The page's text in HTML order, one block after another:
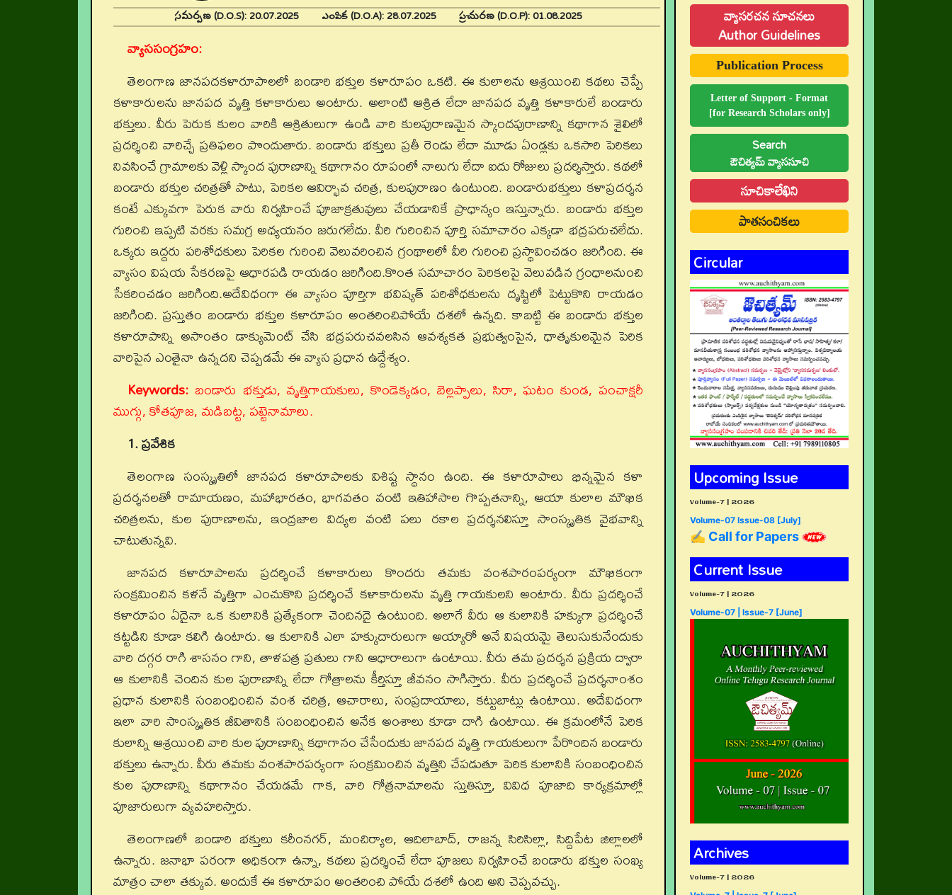
సమర్పణ (D.O.S):20.07.2025ఎంపిక (D.O.A):28.07.2025ప్రచురణ (D.O.P):01.08.2025
వ్యాససంగ్రహం:
తెలంగాణ జానపదకళారూపాలలో బండారి భక్తుల కళారూపం ఒకటి. ఈ కులాలను ఆశ్రయించి కథలు చెప్పే
కళాకారులను జానపద వృత్తి కళాకారులు అంటారు. అలాంటి ఆశ్రిత లేదా జానపద వృత్తి కళాకారులే బండారు
భక్తులు. వీరు పెరుక కులం వారికి ఆశ్రితులుగా ఉండి వారి కులపురాణమైన స్కాందపురాణాన్ని కథాగాన శైలిలో
ప్రదర్శించి వారిచ్చే ప్రతిఫలం పొందుతారు. బండారు భక్తులు ప్రతీ రెండు లేదా మూడు ఏండ్లకు ఒకసారి పెరికలు
నివసించే గ్రామాలకు వెళ్లి స్కాంద పురాణాన్ని కథాగానం రూపంలో నాలుగు లేదా ఐదు రోజులు ప్రదర్శిస్తారు. కథలో
బండారు భక్తుల చరిత్రతో పాటు, పెరికల ఆవిర్భావ చరిత్ర, కులపురాణం ఉంటుంది. బండారుభక్తులు కళాప్రదర్శన
కంటే ఎక్కువగా పెరుక వారు నిర్వహించే పూజాక్రతువులు చేయడానికే ప్రాధాన్యం ఇస్తున్నారు. బండారు భక్తుల
గురించి ఇప్పటి వరకు సమగ్ర అధ్యయనం జరుగలేదు. వీరి గురించిన పూర్తి సమాచారం ఎక్కడా భద్రపరుచలేదు.
ఒక్కరు ఇద్దరు పరిశోధకులు పెరికల గురించి వెలువరించిన గ్రంథాలలో వీరి గురించి ప్రస్థావించడం జరిగింది. ఈ
వ్యాసం విషయ సేకరణపై ఆధారపడి రాయడం జరిగింది.కొంత సమాచారం పెరికలపై వెలువడిన గ్రంధాలనుంచి
సేకరించడం జరిగింది.అదేవిధంగా ఈ వ్యాసం పూర్తిగా భవిష్యత్‌ పరిశోధకులను దృష్టిలో పెట్టుకొని రాయడం
జరిగింది. ప్రస్తుతం బండారు భక్తుల కళారూపం అంతరించిపోయే దశలో ఉన్నది. కాబట్టి ఈ బండారు భక్తుల
కళారూపాన్ని అసాంతం డాక్యుమెంట్‌ చేసి భద్రపరుచవలసిన ఆవశ్యకత ప్రభుత్వంపైన, ధాతృకులమైన పెరిక
వారిపైన ఎంతైనా ఉన్నదని చెప్పడమే ఈ వ్యాస ప్రధాన ఉద్దేశ్యం.
Keywords: బండారు భక్తుడు, వృత్తిగాయకులు, కొండెక్కడం, బెల్లప్పాలు, సిరా, ఘటం కుండ, పంచాక్షరీ
ముగ్గు, కోతపూజ, మడిబట్ట, పట్టెనామాలు.
1. ప్రవేశిక
తెలంగాణ సంస్కృతిలో జానపద కళారూపాలకు విశిష్ట స్థానం ఉంది. ఈ కళారూపాలు భిన్నమైన కళా
ప్రదర్శనలతో రామాయణం, మహాభారతం, భాగవతం వంటి ఇతిహాసాల గొప్పతనాన్ని, ఆయా కులాల మౌఖిక
చరిత్రలను, కుల పురాణాలను, ఇంద్రజాల విద్యల వంటి పలు రకాల ప్రదర్శనలిస్తూ సాంస్కృతిక వైభవాన్ని
చాటుతున్నవి.
జానపద కళారూపాలను ప్రదర్శించే కళాకారులు కొందరు తమకు వంశపారంపర్యంగా మౌఖికంగా
సంక్రమించిన కళనే వృత్తిగా ఎంచుకొని ప్రదర్శించే కళాకారులను వృత్తి గాయకులని అంటారు. వీరు ప్రదర్శించే
కళారూపం ఏదైనా ఒక కులానికి ప్రత్యేకంగా చెందినదై ఉంటుంది. అలాగే వీరు ఆ కులానికి హక్కుగా ప్రదర్శించే
కట్టడిని కూడా కలిగి ఉంటారు. ఆ కులానికి ఎలా హక్కుదారులుగా అయ్యారో అనే విషయమై తెలుసుకునేందుకు
వారి దగ్గర రాగి శాసనం గాని, తాళపత్ర ప్రతులు గాని ఆధారాలుగా ఉంటాయి. వీరు తమ ప్రదర్శన ప్రక్రియ ద్వారా
ఆ కులానికి చెందిన కుల పురాణాన్ని లేదా గోత్రాలను కీర్తిస్తూ జీవనం సాగిస్తారు. వీరు ప్రదర్శించే ప్రదర్శనాంశం
ప్రధాన కులానికి సంబంధించిన వంశ చరిత్ర, ఆచారాలు, సంప్రదాయాలు, కట్టుబాట్లు ఉంటాయి. అదేవిధంగా
ఇలా వారి సాంస్కృతిక జీవితానికి సంబంధించిన అనేక అంశాలు కూడా దాగి ఉంటాయి. ఈ క్రమంలోనే పెరిక
కులాన్ని ఆశ్రయించి వారి కుల పురాణాన్ని కథాగానం చేసేందుకు జానపద వృత్తి గాయకులుగా పేరొందిన బండారు
భక్తులు ఉన్నారు. వీరు తమకు వంశపారపర్యంగా సంక్రమించిన వృత్తిని చేపడుతూ పెరిక కులానికి సంబంధించిన
కుల పురాణాన్ని కథాగానం చేయడమే గాక, వారి గోత్రనామాలను స్తుతిస్తూ, వివిధ పూజాది కార్యక్రమాల్లో
పూజారులుగా వ్యవహరిస్తారు.
తెలంగాణలో బండారి భక్తులు కరీంనగర్‌, మంచిర్యాల, ఆదిలాబాద్‌, రాజన్న సిరిసిల్లా, సిద్దిపేట జిల్లాలలో
ఉన్నారు. జనాభా పరంగా అధికంగా ఉన్నా, కథలు ప్రదర్శించే లేదా పూజలు నిర్వహించే బండారు భక్తుల సంఖ్య
మాత్రం చాలా తక్కువ. అందుకే ఈ కళారూపం అంతరించి పోయే దశలో ఉంది అని చెప్పవచ్చు.
వ్యాసరచన సూచనలు
Author Guidelines
Publication Process
Letter of Support - Format
[for Research Scholars only]
Search
ఔచిత్యమ్ వ్యాససూచి
సూచికాలేఖిని
పాతసంచికలు
Circular
Upcoming Issue
Volume-7 | 2026
Volume-07 Issue-08 [July]
✍ Call for Papers
Current Issue
Volume-7 | 2026
Volume-07 | Issue-7 [June]
Archives
Volume-7 | 2026